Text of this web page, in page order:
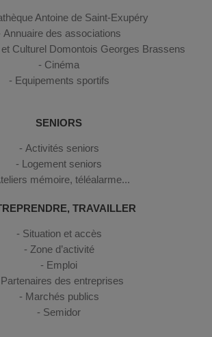
Antoine de Saint-Exupéry
Annuaire des associations
Culturel Domontois Georges Brassens
Cinéma
Equipements sportifs
SENIORS
Activités seniors
Logement seniors
mémoire, téléalarme...
TRAVAILLER
Situation et accès
Zone d’activité
Emploi
Partenaires des entreprises
Marchés publics
Semidor